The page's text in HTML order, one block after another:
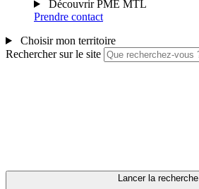
Découvrir PME MTL
Prendre contact
Choisir mon territoire
Rechercher sur le site
Lancer la recherche